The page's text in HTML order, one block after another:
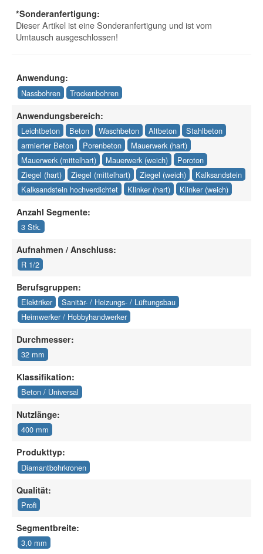
*Sonderanfertigung:
Dieser Artikel ist eine Sonderanfertigung und ist vom
Umtausch ausgeschlossen!
Anwendung:
Nassbohren Trockenbohren
Anwendungsbereich:
Leichtbeton Beton Waschbeton Altbeton
Stahlbeton
armierter Beton
Porenbeton
Mauerwerk (hart)
Mauerwerk (mittelhart)
Mauerwerk (weich)
Poroton
Ziegel (hart)
Ziegel (mittelhart) Ziegel (weich)
Kalksandstein
Kalksandstein hochverdichtet
Klinker (hart) Klinker (weich)
Anzahl Segmente:
3 Stk.
Aufnahmen / Anschluss:
R 1/2
Berufsgruppen:
Elektriker
Sanitär- / Heizungs- / Lüftungsbau
Heimwerker / Hobbyhandwerker
Durchmesser:
32 mm
Klassifikation:
Beton / Universal
Nutzlänge:
400 mm
Produkttyp:
Diamantbohrkronen
Qualität:
Profi
Segmentbreite:
3,0 mm